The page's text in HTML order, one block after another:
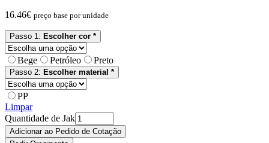
16.46€ preço base por unidade
Passo 1: Escolher cor *
Bege Petróleo Preto
Passo 2: Escolher material *
PP
Limpar
Quantidade de Jak
Adicionar ao Pedido de Cotação